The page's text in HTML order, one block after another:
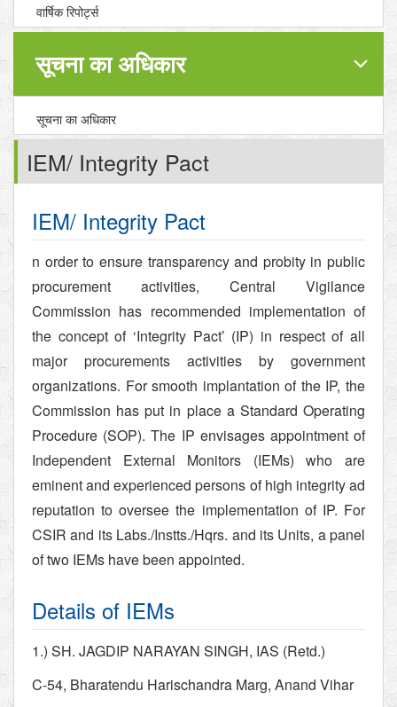
वार्षिक रिपोर्ट्स
सूचना का अधिकार
सूचना का अधिकार
IEM/ Integrity Pact
IEM/ Integrity Pact
n order to ensure transparency and probity in public
procurement activities, Central Vigilance
Commission has recommended implementation of
the concept of ‘Integrity Pact’ (IP) in respect of all
major procurements activities by government
organizations. For smooth implantation of the IP, the
Commission has put in place a Standard Operating
Procedure (SOP). The IP envisages appointment of
Independent External Monitors (IEMs) who are
eminent and experienced persons of high integrity ad
reputation to oversee the implementation of IP. For
CSIR and its Labs./Instts./Hqrs. and its Units, a panel
of two IEMs have been appointed.
Details of IEMs
1.) SH. JAGDIP NARAYAN SINGH, IAS (Retd.)
C-54, Bharatendu Harischandra Marg, Anand Vihar